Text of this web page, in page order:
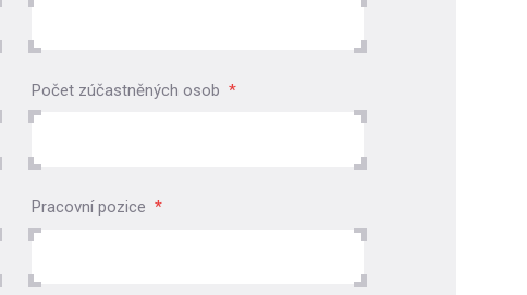
Počet zúčastněných osob *
Pracovní pozice *